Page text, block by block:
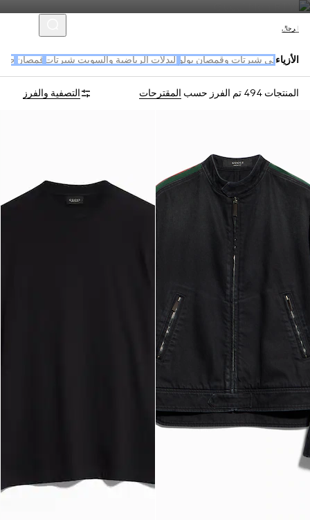
الرجال
الأزياء تي شيرتات وقمصان بولو البدلات الرياضية والسويت شيرتات قمصان
المنتجات 494 تم الفرز حسب المقترحات التصفية والفرز